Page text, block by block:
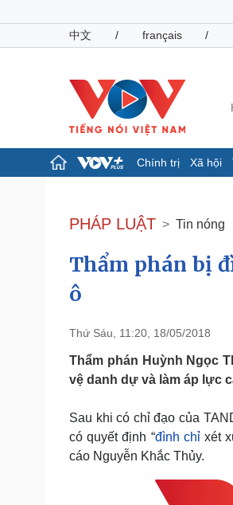
中文
/ français /
Chính trị Xã hội
Đảng
Tổ chức nhân sự
Quốc hội
Nhận diện sự thật
Pháp luật
Tin nóng
Tư vấn luật
Sức khỏe
Dinh dưỡng - món ngon
PHÁP LUẬT Tin nóng
Thẩm phán bị
ô
Thứ Sáu, 11:20, 18/05/2018
Thẩm phán Huỳnh Ngọc
vệ danh dự và làm áp lực
Sau khi có chỉ đạo của
có quyết định “đình chỉxét
cáo Nguyễn Khắc Thủy.